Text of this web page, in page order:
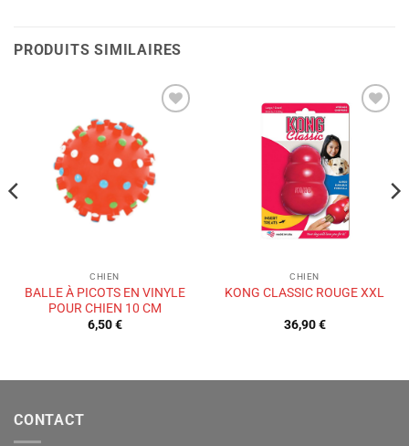
PRODUITS SIMILAIRES
à la liste
souhaits
CHIEN
BALLE À PICOTS EN VINYLE
POUR CHIEN 10 CM
6,50€
à la liste
souhaits
CHIEN
KONG CLASSIC ROUGE XXL
36,90€
CONTACT